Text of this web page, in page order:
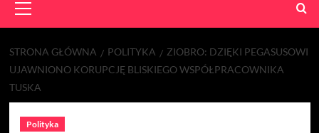
Menu
STRONA GŁÓWNA POLITYKA
ZIOBRO: DZIĘKI PEGASUSOWI
UJAWNIONO KORUPCJĘ BLISKIEGO WSPÓŁPRACOWNIKA
TUSKA
Polityka